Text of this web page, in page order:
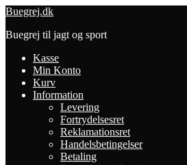
Spring
navigation
Spring
indhold
Buegrej.dk
Buegrej til jagt og sport
Kasse
Min Konto
Kurv
Information
Levering
Fortrydelsesret
Reklamationsret
Handelsbetingelser
Betaling